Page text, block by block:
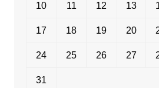
10 11 12 13
17 18 19 20
24 25 26 27
31